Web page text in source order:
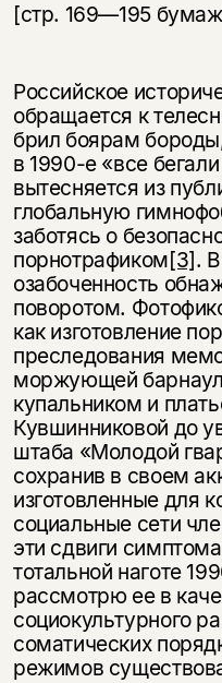
[стр. 169—195
Российское
обращается к
брил боярам
в 1990-е «все
вытесняется из
глобальную
заботясь о
порнотрафиком[3].
озабоченность
поворотом.
как изготовление
преследования
моржующей
купальником и
Кувшинниковой до
штаба «Молодой
сохранив в своем
изготовленные для
социальные сети
эти сдвиги
тотальной наготе
рассмотрю ее в
социокультурного
соматических
режимов